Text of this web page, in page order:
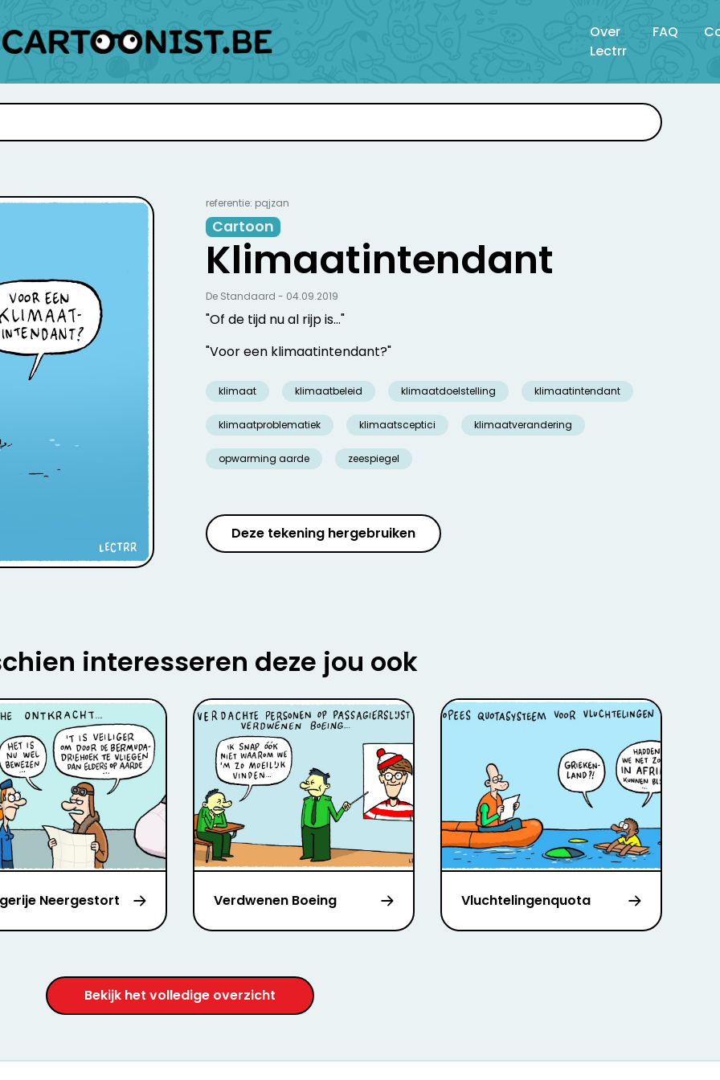
Over
Lectrr
FAQ
referentie: pqjzan
Cartoon
Klimaatintendant
"Of de tijd nu al rijp is..."
"Voor een klimaatintendant?"
klimaat klimaatbeleid klimaatdoelstelling klimaatintendant
klimaatproblematiek klimaatsceptici klimaatverandering
opwarming aarde zeespiegel
De Standaard - 04.09.2019
Deze tekening hergebruiken
interesseren deze jou ook
Neergestort Verdwenen Boeing Vluchtelingenquota
Bekijk het volledige overzicht